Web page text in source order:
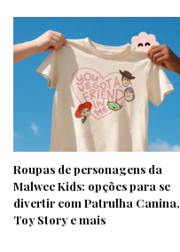
Roupas de personagens da
Malwee Kids: opções para se
divertir com Patrulha Canina,
Toy Story e mais